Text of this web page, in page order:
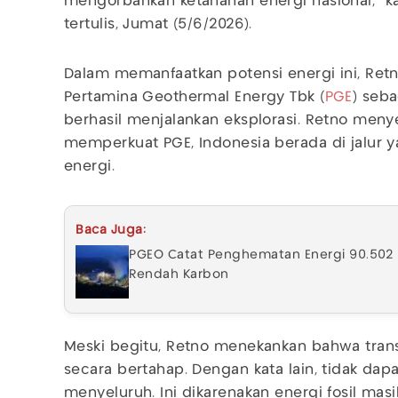
tertulis, Jumat (5/6/2026).
Dalam memanfaatkan potensi energi ini,
Pertamina Geothermal Energy Tbk ( PGE )
berhasil menjalankan eksplorasi. Retno
memperkuat PGE, Indonesia berada di jalur
energi.
Baca Juga:
PGEO Catat Penghematan Energi
Rendah Karbon
Meski begitu, Retno menekankan bahwa
secara bertahap. Dengan kata lain, tidak
menyeluruh. Ini dikarenakan energi fosil